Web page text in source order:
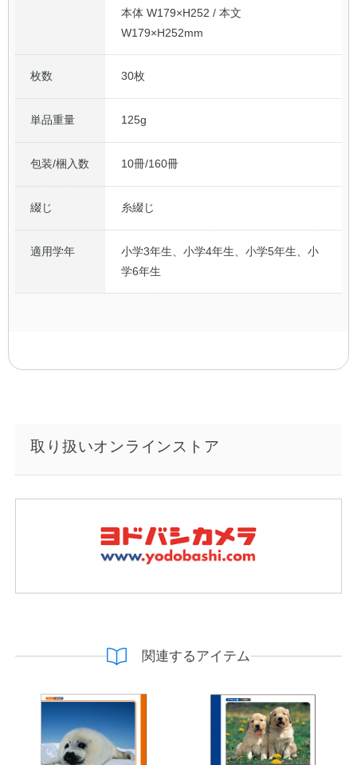
本体 W179×H252 / 本文
W179×H252mm
枚数 30枚
単品重量 125g
包装/梱入数 10冊/160冊
綴じ 糸綴じ
適用学年
小学3年生、小学4年生、小学5年生、小
学6年生
取り扱いオンラインストア
関連するアイテム